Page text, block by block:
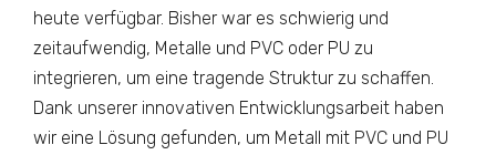
heute verfügbar. Bisher war es schwierig und
zeitaufwendig, Metalle und PVC oder PU zu
integrieren, um eine tragende Struktur zu schaffen.
Dank unserer innovativen Entwicklungsarbeit haben
wir eine Lösung gefunden, um Metall mit PVC und PU